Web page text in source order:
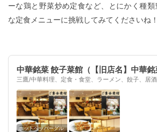
ーな鶏と野菜炒め定食など、とにかく種
な定食メニューに挑戦してみてくださいね！
中華銘菜 餃子菜館（【旧店名】中華銘
三鷹/中華料理、定食・食堂、ラーメン、餃子、居
ホットペッパーグル